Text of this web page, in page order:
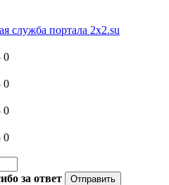
служба портала 2x2.su
0
0
0
0
за ответ